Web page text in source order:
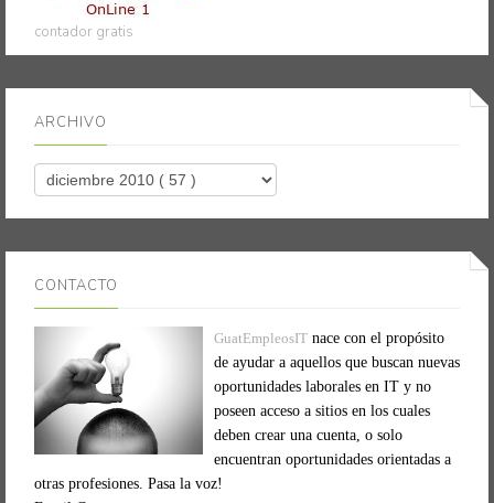
contador gratis
ARCHIVO
CONTACTO
GuatEmpleosIT nace con el propósito
de ayudar a aquellos que buscan nuevas
oportunidades laborales en IT y no
poseen acceso a sitios en los cuales
deben crear una cuenta, o solo
encuentran oportunidades orientadas a
otras profesiones. Pasa la voz!